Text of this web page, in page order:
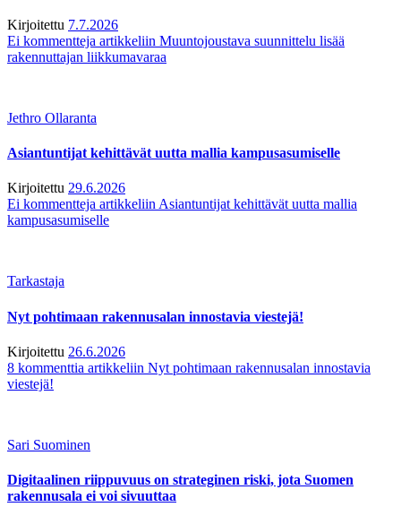
Kirjoitettu 7.7.2026
Ei kommentteja artikkeliin Muuntojoustava suunnittelu lisää
rakennuttajan liikkumavaraa
Jethro Ollaranta
Asiantuntijat kehittävät uutta mallia kampusasumiselle
Kirjoitettu 29.6.2026
Ei kommentteja artikkeliin Asiantuntijat kehittävät uutta mallia
kampusasumiselle
Tarkastaja
Nyt pohtimaan rakennusalan innostavia viestejä!
Kirjoitettu 26.6.2026
8 kommenttia artikkeliin Nyt pohtimaan rakennusalan innostavia
viestejä!
Sari Suominen
Digitaalinen riippuvuus on strateginen riski, jota Suomen
rakennusala ei voi sivuuttaa